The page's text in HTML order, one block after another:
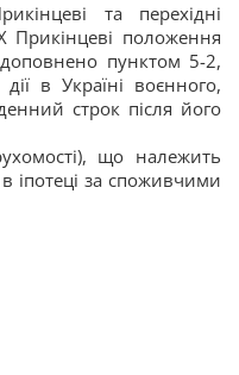
та перехідні
положення
пунктом 5-2,
в Україні воєнного,
строк після його
що належить
іпотеці за споживчими